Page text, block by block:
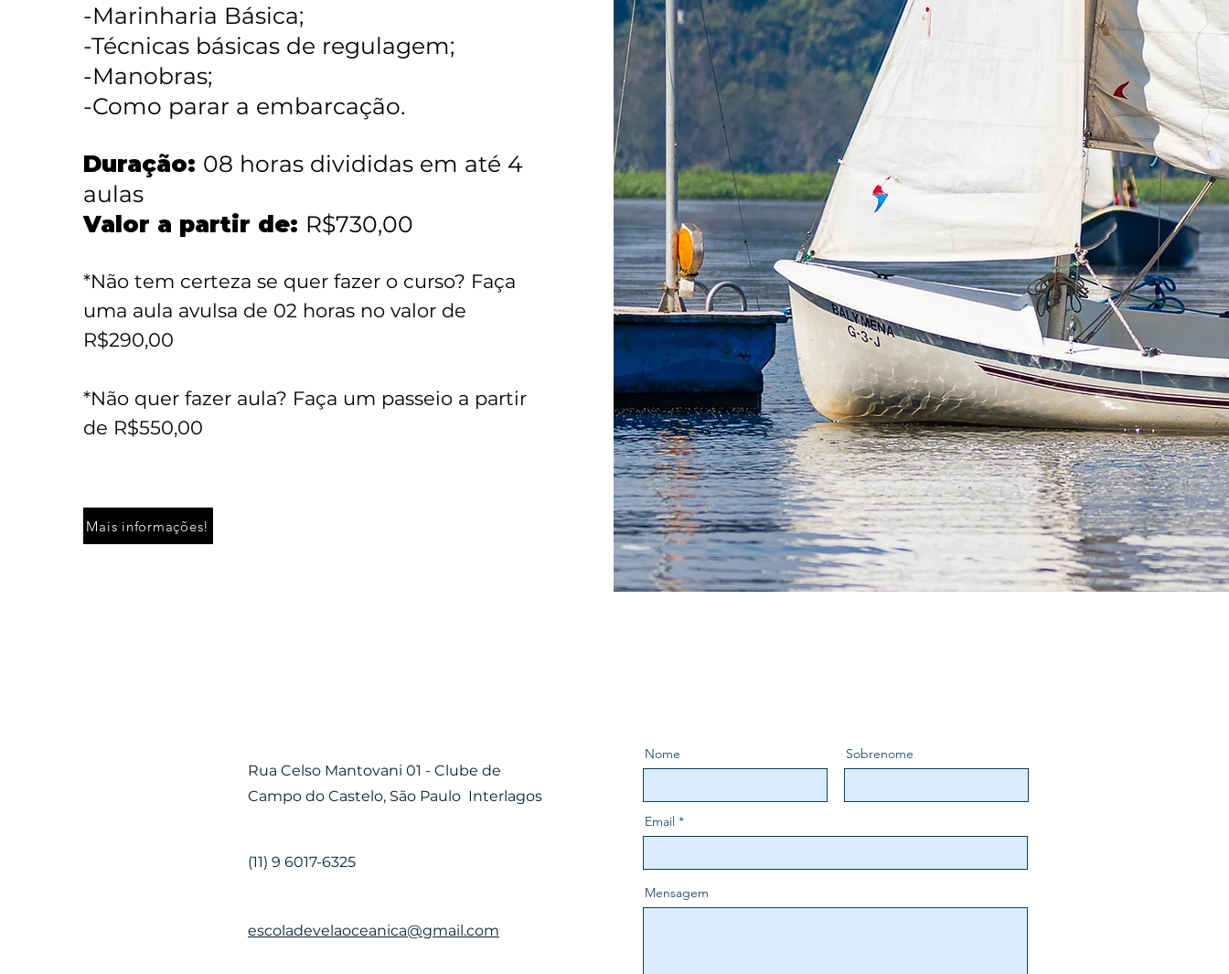
-Marinharia Básica;
-Técnicas básicas de regulagem;
-Manobras;
-Como parar a embarcação. ​
Duração: 08 horas divididas em até 4
aulas ​
Valor a partir de: R$730,00
*Não tem certeza se quer fazer o curso? Faça
uma aula avulsa de 02 horas no valor de
R$290,00
*Não quer fazer aula? Faça um passeio a partir
de R$550,00
Mais informações!
Rua Celso Mantovani 01 - Clube de
Campo do Castelo, São Paulo Interlagos
(11) 9 6017-6325
escoladevelaoceanica@gmail.com
Nome Sobrenome
Email
Mensagem